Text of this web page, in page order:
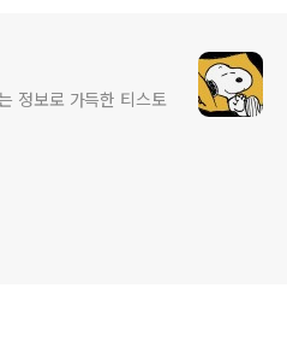
정보로 가득한 티스토